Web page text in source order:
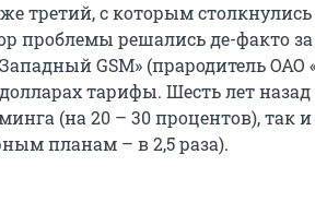
третий, с которым
проблемы решались де-факто за
Западный GSM» (прародитель
тарифы. Шесть лет
(на 20 – 30 процентов), так
планам – в 2,5 раза).